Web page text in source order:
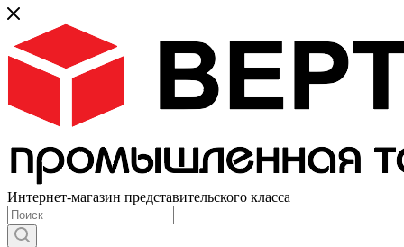
Интернет-магазин представительского класса